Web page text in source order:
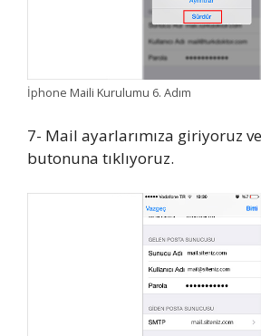
İphone Maili Kurulumu 6. Adım
7- Mail ayarlarımıza giriyoruz
butonuna tıklıyoruz.